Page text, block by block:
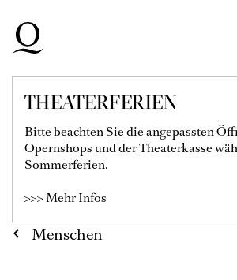
Zur Hauptnavigation springen
Zum Hauptinhalt springen
Zum Footer springen
THEATERFERIEN
Bitte beachten Sie die angepassten
Opernshops und der Theaterkasse
Sommerferien.
>>> Mehr Infos
SERGEJ
Menschen